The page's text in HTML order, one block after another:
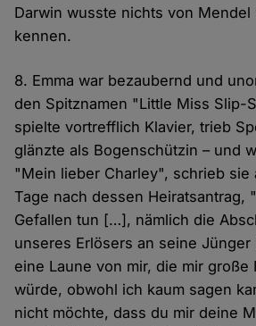
Darwin wusste nichts von
kennen.
8. Emma war bezaubernd und
den Spitznamen "Little Miss Slip-
spielte vortrefflich Klavier, trieb
glänzte als Bogenschützin – und
"Mein lieber Charley", schrieb sie
Tage nach dessen Heiratsantrag,
Gefallen tun […], nämlich die
unseres Erlösers an seine
eine Laune von mir, die mir große
würde, obwohl ich kaum sagen
nicht möchte, dass du mir deine